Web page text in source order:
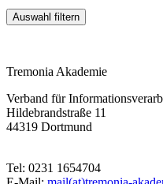
Tremonia Akademie
Verband für
Hildebrandstraße 11
44319 Dortmund
Tel: 0231 1654704